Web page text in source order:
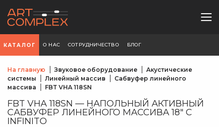
КАТАЛОГ О НАС СОТРУДНИЧЕСТВО БЛОГ
На главную Звуковое оборудование
Акустические
системы
Линейный массив
Сабвуфер линейного
массива
FBT VHA 118SN
FBT VHA 118SN — НАПОЛЬНЫЙ АКТИВНЫЙ
САБВУФЕР ЛИНЕЙНОГО МАССИВА 18" С
INFINITO